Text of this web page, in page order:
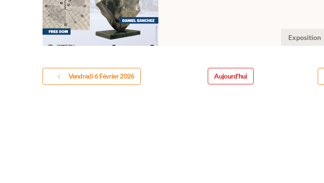
Exposition
Vendredi 6 Février 2026 Aujourd'hui